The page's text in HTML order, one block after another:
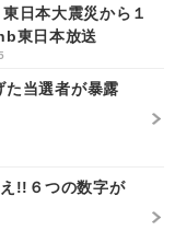
日本大震災から１
東日本放送
た当選者が暴露
!!６つの数字が